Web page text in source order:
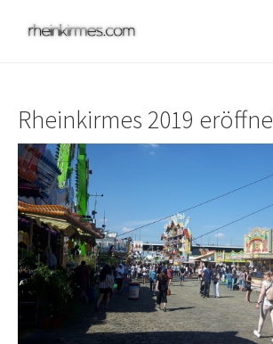
Rheinkirmes 2019